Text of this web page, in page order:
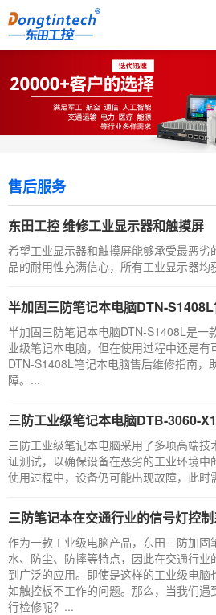
售后服务
东田工控 维修工业显示器和触摸屏
希望工业显示器和触摸屏能够承受最恶劣
品的耐用性充满信心，所有工业显示器均
半加固三防笔记本电脑DTN-S1408L售后维
半加固三防笔记本电脑DTN-S1408L是一
业级笔记本电脑，但在使用过程中还是
DTN-S1408L笔记本电脑售后维修指南，
障。...
三防工业级笔记本电脑DTB-3060-X1310G售
三防工业级笔记本电脑采用了多项高端技
证测试，以确保设备在恶劣的工业环境中
使用过程中，设备仍可能出现故障，此时
三防笔记本在交通行业的信号灯控制系统触控板故障，如何检修不工
作为一款工业级电脑产品，东田三防加固
水、防尘、防摔等特点，因此在交通行
到广泛的应用。即使是这样的工业级电脑
如触控板不工作的问题。那么，当我们
行检修呢？...